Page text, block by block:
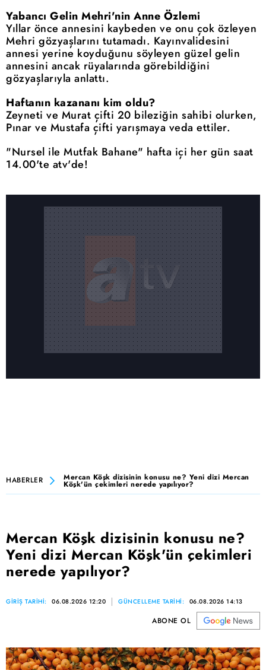
Yabancı Gelin Mehri'nin Anne Özlemi
Yıllar önce annesini kaybeden ve onu çok özleyen
Mehri gözyaşlarını tutamadı. Kayınvalidesini
annesi yerine koyduğunu söyleyen güzel gelin
annesini ancak rüyalarında görebildiğini
gözyaşlarıyla anlattı.
Haftanın kazananı kim oldu?
Zeyneti ve Murat çifti 20 bileziğin sahibi olurken,
Pınar ve Mustafa çifti yarışmaya veda ettiler.
"Nursel ile Mutfak Bahane" hafta içi her gün saat
14.00'te atv'de!
HABERLER Mercan Köşk dizisinin konusu ne? Yeni dizi Mercan
Köşk'ün çekimleri nerede yapılıyor?
Mercan Köşk dizisinin konusu ne?
Yeni dizi Mercan Köşk'ün çekimleri
nerede yapılıyor?
GİRİŞ TARİHİ: 06.08.2026 12:20 GÜNCELLEME TARİHİ: 06.08.2026 14:13
ABONE OL